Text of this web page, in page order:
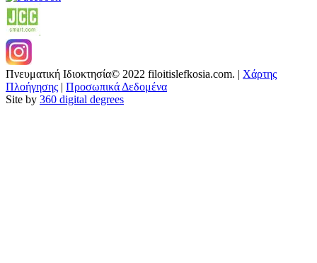
Πνευματική Ιδιοκτησία© 2022 filoitislefkosia.com. | Χάρτης
Πλοήγησης | Προσωπικά Δεδομένα
Site by 360 digital degrees